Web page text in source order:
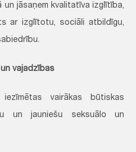
jāsaņem kvalitatīva izglītība,
ar izglītotu, sociāli atbildīgu,
vajadzības
vairākas būtiskas
un jauniešu seksuālo un